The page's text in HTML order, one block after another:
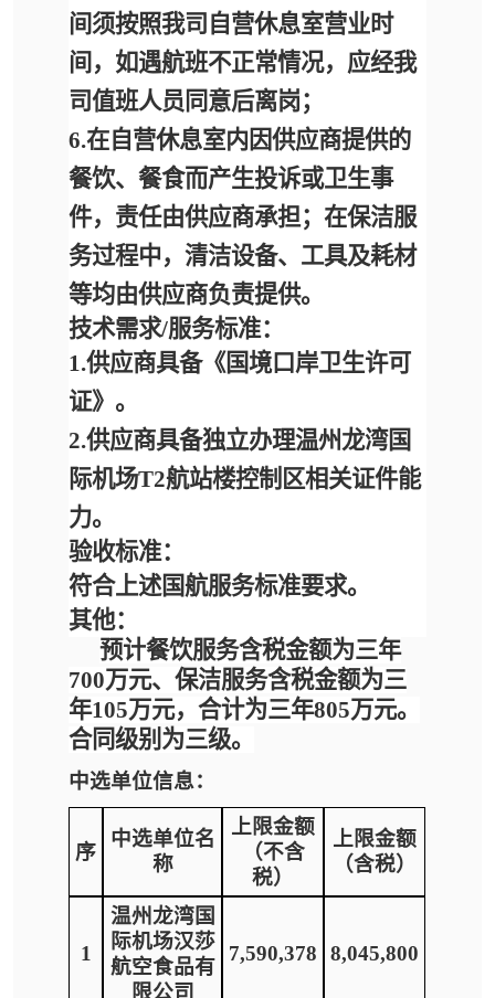
间须按照我司自营休息室营业时
间，如遇航班不正常情况，应经我
司值班人员同意后离岗；
6.在自营休息室内因供应商提供的
餐饮、餐食而产生投诉或卫生事
件，责任由供应商承担；在保洁服
务过程中，清洁设备、工具及耗材
等均由供应商负责提供。
技术需求/服务标准：
1.供应商具备《国境口岸卫生许可
证》。
2.供应商具备独立办理温州龙湾国
际机场T2航站楼控制区相关证件能
力。
验收标准：
符合上述国航服务标准要求。
其他：
预计餐饮服务含税金额为三年
700万元、保洁服务含税金额为三
年105万元，合计为三年805万元。
合同级别为三级。
中选单位信息：
序
中选单位名
称
上限金额
（不含
税）
上限金额
（含税）
1
温州龙湾国
际机场汉莎
航空食品有
限公司
7,590,378 8,045,800